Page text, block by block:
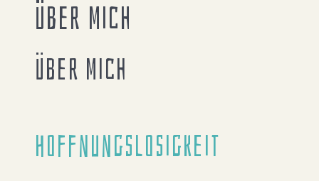
Über mich
Über mich
Hoffnungslosigkeit